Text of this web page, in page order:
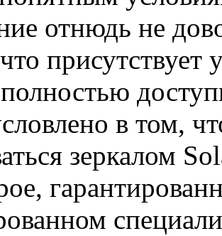
отнюдь не
полностью
в том,
зеркалом